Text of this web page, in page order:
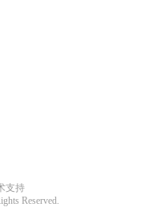
支持
Reserved.